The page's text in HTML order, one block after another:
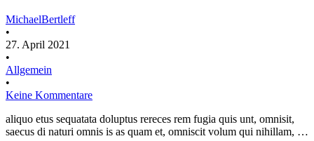
MichaelBertleff
•
27. April 2021
•
Allgemein
•
Keine Kommentare
aliquo etus sequatata doluptus rereces rem fugia quis unt, omnisit,
saecus di naturi omnis is as quam et, omniscit volum qui nihillam, …